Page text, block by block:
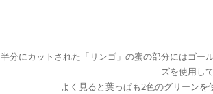
半分にカットされた「リンゴ」の蜜の部分にはゴー
ズを使用し
よく見ると葉っぱも2色のグリーン